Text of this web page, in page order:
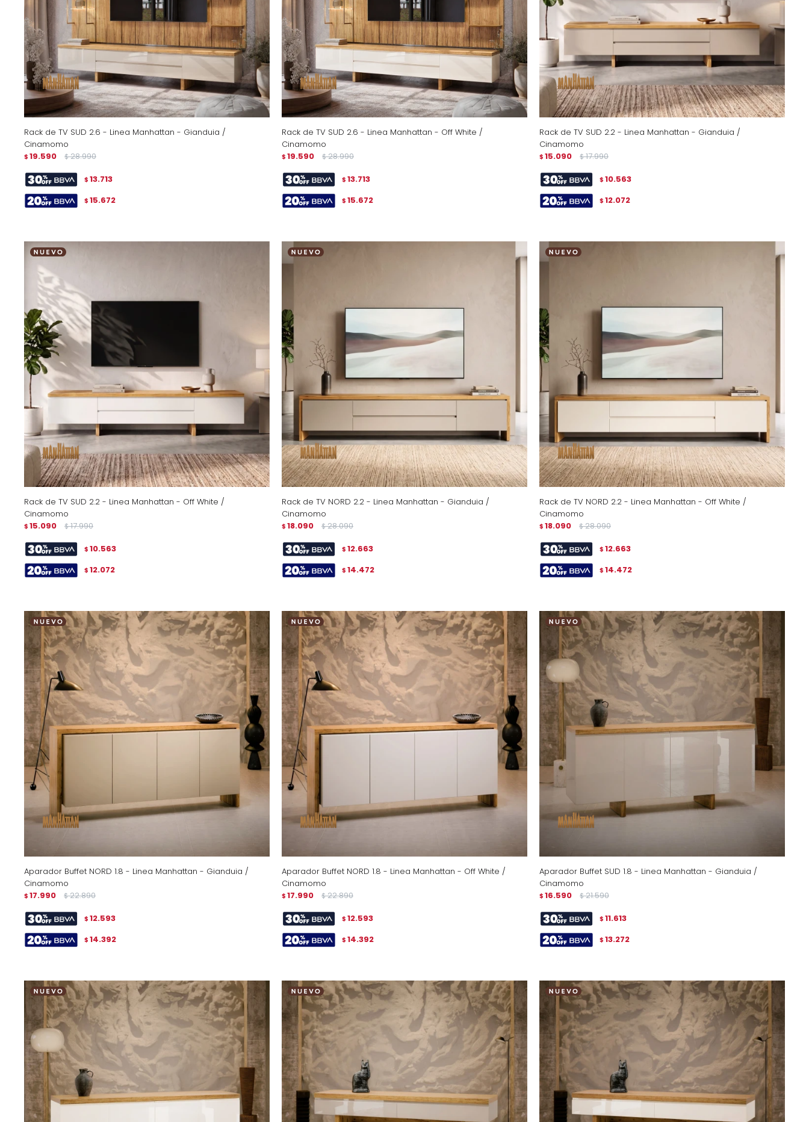
Rack de TV SUD 2.6 - Linea Manhattan - Gianduia /
Cinamomo
$ 19.590 $ 28.990
$ 13.713
$ 15.672
Rack de TV SUD 2.6 - Linea Manhattan - Off White /
Cinamomo
$ 19.590 $ 28.990
$ 13.713
$ 15.672
Rack de TV SUD 2.2 - Linea Manhattan - Gianduia /
Cinamomo
$ 15.090 $ 17.990
$ 10.563
$ 12.072
Rack de TV SUD 2.2 - Linea Manhattan - Off White /
Cinamomo
$ 15.090 $ 17.990
$ 10.563
$ 12.072
Rack de TV NORD 2.2 - Linea Manhattan - Gianduia /
Cinamomo
$ 18.090 $ 28.090
$ 12.663
$ 14.472
Rack de TV NORD 2.2 - Linea Manhattan - Off White /
Cinamomo
$ 18.090 $ 28.090
$ 12.663
$ 14.472
Aparador Buffet NORD 1.8 - Linea Manhattan - Gianduia /
Cinamomo
$ 17.990 $ 22.890
$ 12.593
$ 14.392
Aparador Buffet NORD 1.8 - Linea Manhattan - Off White /
Cinamomo
$ 17.990 $ 22.890
$ 12.593
$ 14.392
Aparador Buffet SUD 1.8 - Linea Manhattan - Gianduia /
Cinamomo
$ 16.590 $ 21.590
$ 11.613
$ 13.272